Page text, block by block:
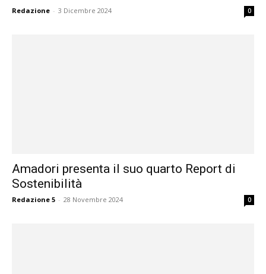
Redazione - 3 Dicembre 2024 0
Amadori presenta il suo quarto Report di
Sostenibilità
Redazione 5 - 28 Novembre 2024 0